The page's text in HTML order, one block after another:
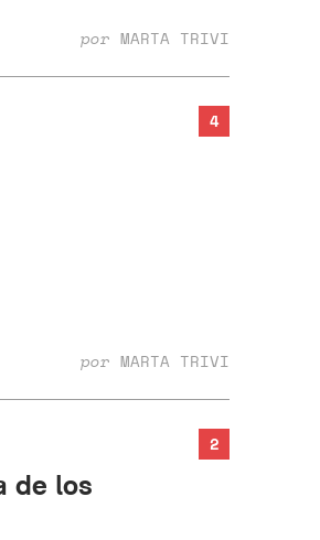
por MARTA TRIVI
4
por MARTA TRIVI
2
de los